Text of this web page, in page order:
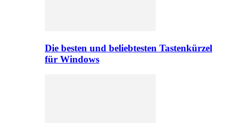
Die besten und beliebtesten Tastenkürzel
für Windows